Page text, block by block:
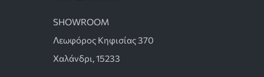
SHOWROOM
Λεωφόρος Κηφισίας 370
Χαλάνδρι, 15233